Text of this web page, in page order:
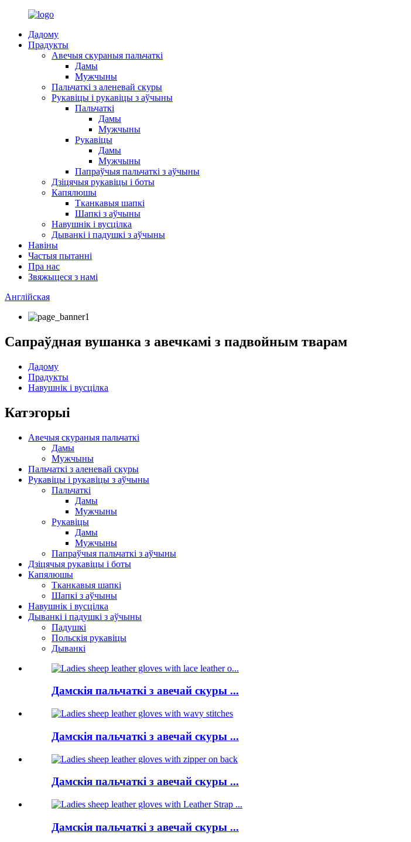
Дадому
Прадукты
Авечыя скураныя пальчаткі
Дамы
Мужчыны
Пальчаткі з аленевай скуры
Рукавіцы і рукавіцы з аўчыны
Пальчаткі
Дамы
Мужчыны
Рукавіцы
Дамы
Мужчыны
Папраўчыя пальчаткі з аўчыны
Дзіцячыя рукавіцы і боты
Капялюшы
Тканкавыя шапкі
Шапкі з аўчыны
Навушнік і вусцілка
Дыванкі і падушкі з аўчыны
Навіны
Частыя пытанні
Пра нас
Звяжыцеся з намі
Англійская
Сапраўдная вушанка з авечкамі з падвойным тварам
Дадому
Прадукты
Навушнік і вусцілка
Катэгорыі
Авечыя скураныя пальчаткі
Дамы
Мужчыны
Пальчаткі з аленевай скуры
Рукавіцы і рукавіцы з аўчыны
Пальчаткі
Дамы
Мужчыны
Рукавіцы
Дамы
Мужчыны
Папраўчыя пальчаткі з аўчыны
Дзіцячыя рукавіцы і боты
Капялюшы
Тканкавыя шапкі
Шапкі з аўчыны
Навушнік і вусцілка
Дыванкі і падушкі з аўчыны
Падушкі
Польскія рукавіцы
Дыванкі
Дамскія пальчаткі з авечай скуры ...
Дамскія пальчаткі з авечай скуры ...
Дамскія пальчаткі з авечай скуры ...
Дамскія пальчаткі з авечай скуры ...